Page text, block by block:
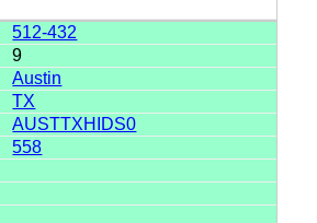
512-432
9
Austin
TX
AUSTTXHIDS0
558